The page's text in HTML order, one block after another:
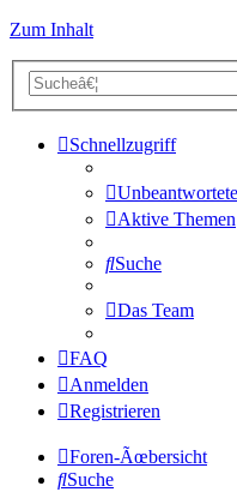
Zum Inhalt
Schnellzugriff
Aktive Themen
Suche
Das Team
FAQ
Anmelden
Registrieren
Foren-Ãœbersicht
Suche